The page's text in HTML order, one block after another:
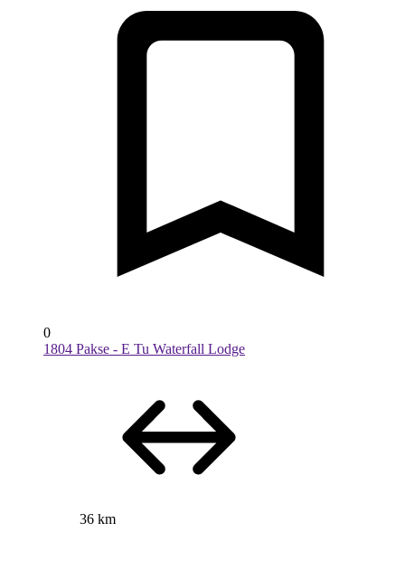
0
1804 Pakse - E Tu Waterfall Lodge
36 km